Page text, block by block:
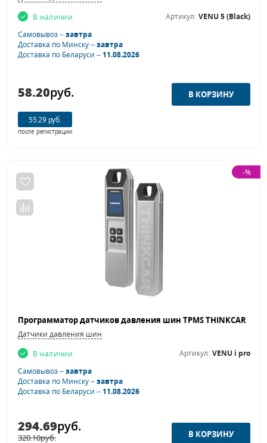
В наличии
Артикул: VENU 5 (Black)
Самовывоз –завтра
Доставка по Минску –завтра
Доставка по Беларуси –11.08.2026
58.20руб.
55.29 руб.
после регистрации
-%
Датчики давления шин
В наличии
Артикул: VENU i pro
Самовывоз –завтра
Доставка по Минску –завтра
Доставка по Беларуси –11.08.2026
294.69руб.
320.10руб.